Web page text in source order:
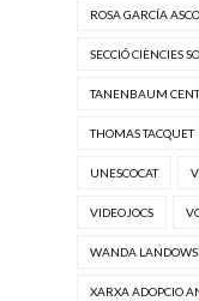
ROSA GARCÍA
SECCIÓ CIÈNCIES
TANENBAUM
THOMAS TACQUET
UNESCOCAT
VIDEOJOCS
WANDA
XARXA ADOPCIO